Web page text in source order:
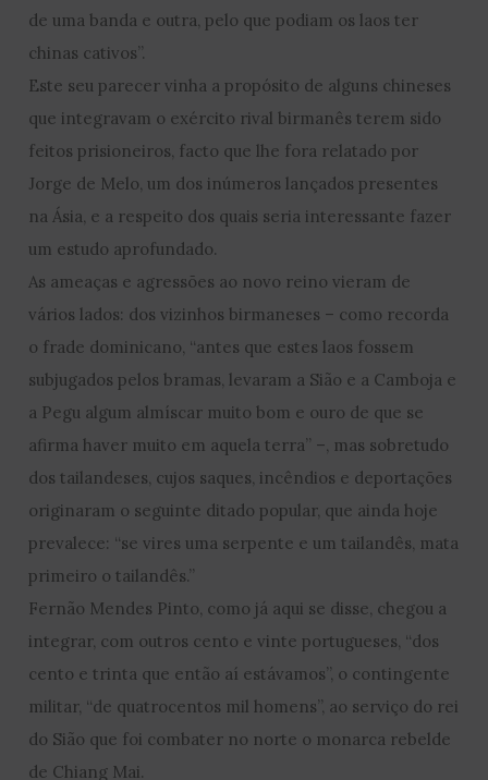
de uma banda e outra, pelo que podiam os laos ter
chinas cativos”.
Este seu parecer vinha a propósito de alguns chineses
que integravam o exército rival birmanês terem sido
feitos prisioneiros, facto que lhe fora relatado por
Jorge de Melo, um dos inúmeros lançados presentes
na Ásia, e a respeito dos quais seria interessante fazer
um estudo aprofundado.
As ameaças e agressões ao novo reino vieram de
vários lados: dos vizinhos birmaneses – como recorda
o frade dominicano, “antes que estes laos fossem
subjugados pelos bramas, levaram a Sião e a Camboja e
a Pegu algum almíscar muito bom e ouro de que se
afirma haver muito em aquela terra” –, mas sobretudo
dos tailandeses, cujos saques, incêndios e deportações
originaram o seguinte ditado popular, que ainda hoje
prevalece: “se vires uma serpente e um tailandês, mata
primeiro o tailandês.”
Fernão Mendes Pinto, como já aqui se disse, chegou a
integrar, com outros cento e vinte portugueses, “dos
cento e trinta que então aí estávamos”, o contingente
militar, “de quatrocentos mil homens”, ao serviço do rei
do Sião que foi combater no norte o monarca rebelde
de Chiang Mai.